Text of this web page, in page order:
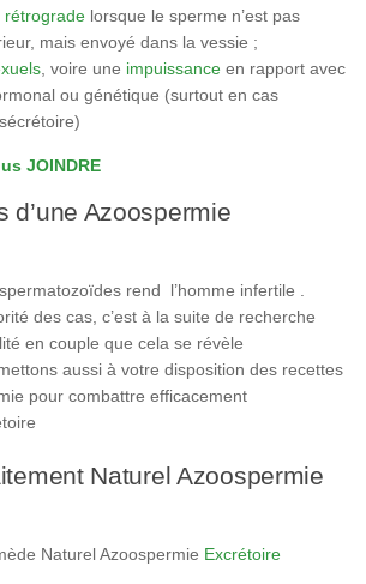
rétrograde lorsque le sperme n’est pas
mais envoyé dans la vessie ;
, voire une impuissance en rapport avec
ou génétique (surtout en cas
JOINDRE
d’une Azoospermie
rend l’homme infertile .
des cas, c’est à la suite de recherche
en couple que cela se révèle
aussi à votre disposition des recettes
pour combattre efficacement
Naturel Azoospermie
Naturel Azoospermie Excrétoire